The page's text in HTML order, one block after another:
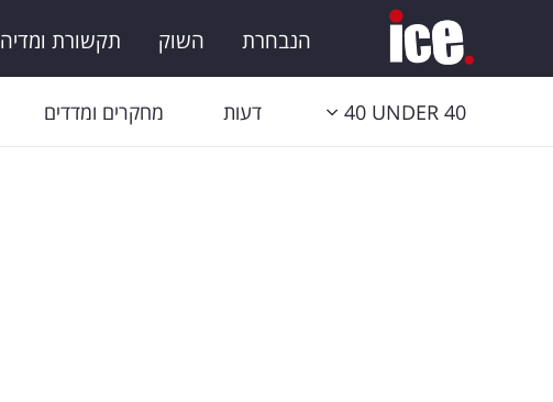
הנבחרת השוק תקשורת ומדיה
40 UNDER 40 דעות מחקרים ומדדים